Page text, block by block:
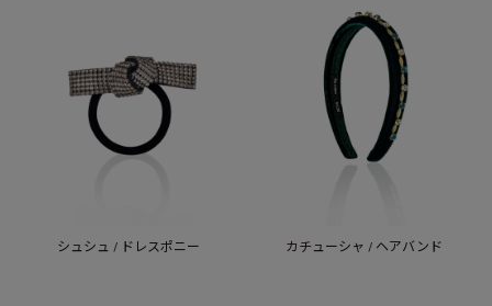
シュシュ / ドレスポニー カチューシャ / ヘアバンド